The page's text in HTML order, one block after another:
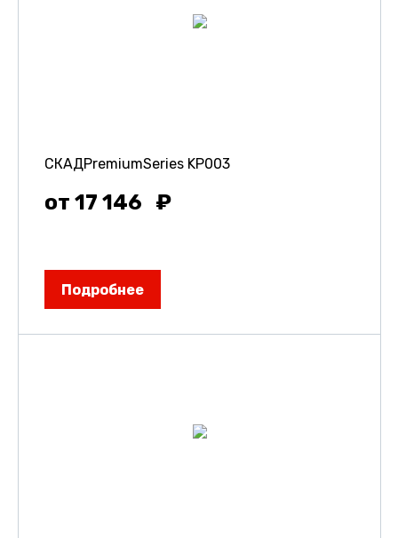
СКАДPremiumSeries KP003
от 17 146
Подробнее